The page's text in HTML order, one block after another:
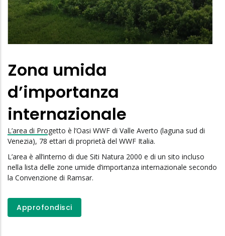
Zona umida
d’importanza
internazionale
L’area di Progetto è l’Oasi WWF di Valle Averto (laguna sud di
Venezia), 78 ettari di proprietà del WWF Italia.
L’area è all’interno di due Siti Natura 2000 e di un sito incluso
nella lista delle zone umide d’importanza internazionale secondo
la Convenzione di Ramsar.
Approfondisci